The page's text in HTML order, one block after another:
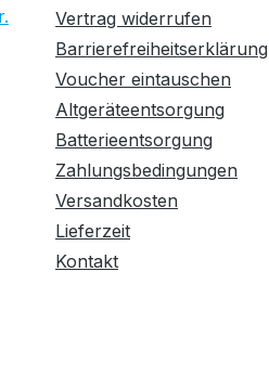
Vertrag widerrufen
Barrierefreiheitserklärung
Voucher eintauschen
Altgeräteentsorgung
Batterieentsorgung
Zahlungsbedingungen
Versandkosten
Lieferzeit
Kontakt